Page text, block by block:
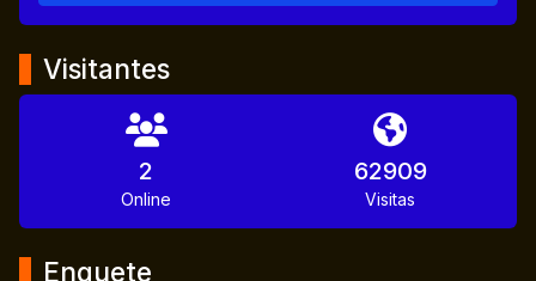
Visitantes
2
Online
62909
Visitas
Enquete